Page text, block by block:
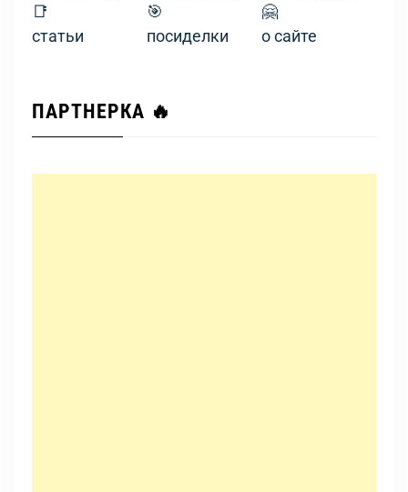
📑
статьи
🎯
посиделки
🤗
о сайте
ПАРТНЕРКА 🔥